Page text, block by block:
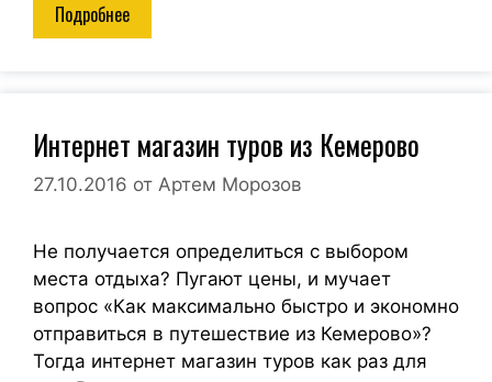
Подробнее
Интернет магазин туров из Кемерово
27.10.2016 от Артем Морозов
Не получается определиться с выбором
места отдыха? Пугают цены, и мучает
вопрос «Как максимально быстро и экономно
отправиться в путешествие из Кемерово»?
Тогда интернет магазин туров как раз для